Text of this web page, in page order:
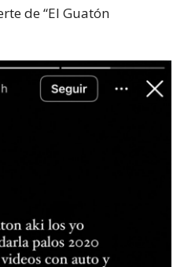
de “El Guatón